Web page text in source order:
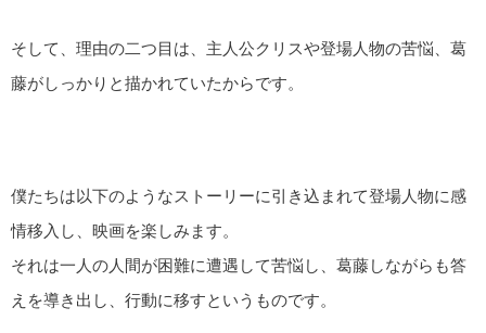
そして、理由の二つ目は、主人公クリスや登場人物の苦悩、葛
藤がしっかりと描かれていたからです。
僕たちは以下のようなストーリーに引き込まれて登場人物に感
情移入し、映画を楽しみます。
それは一人の人間が困難に遭遇して苦悩し、葛藤しながらも答
えを導き出し、行動に移すというものです。